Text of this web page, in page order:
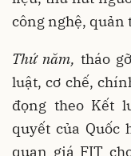
công nghệ, quản
Thứ năm, tháo
luật, cơ chế,
đọng theo Kết
quyết của
quan giá FIT